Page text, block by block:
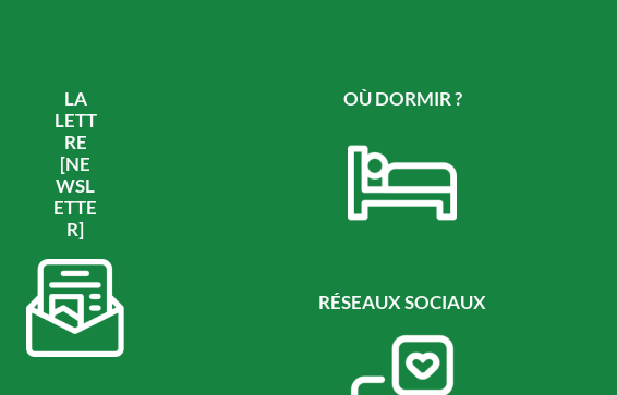
LA
LETT
RE
[NE
WSL
ETTE
R]
OÙ DORMIR ?
RÉSEAUX SOCIAUX